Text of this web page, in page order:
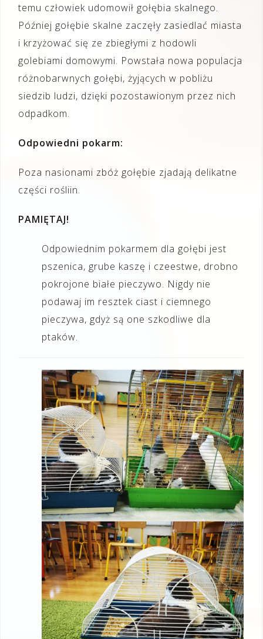
temu człowiek udomowił gołębia skalnego.
Później gołębie skalne zaczęły zasiedlać miasta
i krzyżować się ze zbiegłymi z hodowli
golebiami domowymi. Powstała nowa populacja
różnobarwnych gołębi, żyjących w pobliżu
siedzib ludzi, dzięki pozostawionym przez nich
odpadkom.
Odpowiedni pokarm:
Poza nasionami zbóż gołębie zjadają delikatne
części rośliin.
PAMIĘTAJ!
Odpowiednim pokarmem dla gołębi jest
pszenica, grube kaszę i czeestwe, drobno
pokrojone białe pieczywo. Nigdy nie
podawaj im resztek ciast i ciemnego
pieczywa, gdyż są one szkodliwe dla
ptaków.